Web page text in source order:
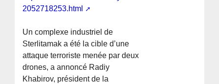
2052718253.html
Un complexe industriel de
Sterlitamak a été la cible d’une
attaque terroriste menée par deux
drones, a annoncé Radiy
Khabirov, président de la